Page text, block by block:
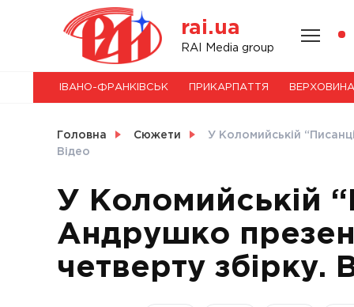
rai.ua
RAI Media group
НОВИНИ
СВІТ
УКРАЇНА
ІВАНО-ФРАНКІВСЬК ПРИКАРПАТТЯ ВЕРХОВИНА
Головна Сюжети
У Коломийській
Відео
У Коломийській
Андрушко
четверту збірку.